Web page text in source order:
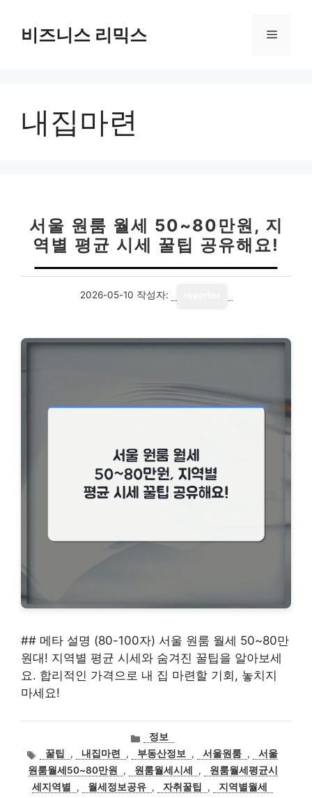
비즈니스 리믹스 메
내집마련
서울 원룸 월세 50~80만원, 지
역별 평균 시세 꿀팁 공유해요!
2026-05-10 작성자:
## 메타 설명 (80-100자) 서울 원룸 월세 50~80만
원대! 지역별 평균 시세와 숨겨진 꿀팁을 알아보세
요. 합리적인 가격으로 내 집 마련할 기회, 놓치지
마세요!
카
테
고
리
정보
태
그
꿀팁 , 내집마련 , 부동산정보 , 서울원룸 ,
서울
원룸월세50~80만원
, 원룸월세시세 ,
원룸월세평균시
세지역별
, 월세정보공유 , 자취꿀팁 , 지역별월세